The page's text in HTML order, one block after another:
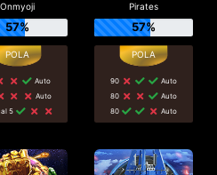
Onmyoji
57%
Auto
Auto
5
Pirates
57%
90
Auto
80
Auto
80
Auto